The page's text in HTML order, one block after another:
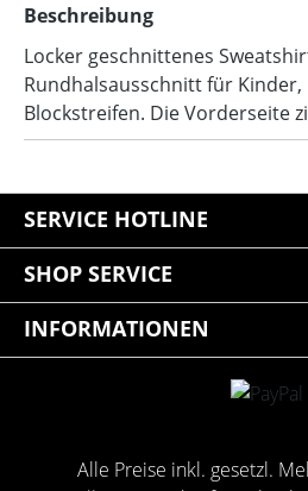
Beschreibung
Locker geschnittenes
Rundhalsausschnitt für
Blockstreifen. Die Vorderseite
SERVICE HOTLINE
SHOP SERVICE
INFORMATIONEN
Alle Preise inkl. gesetzl.